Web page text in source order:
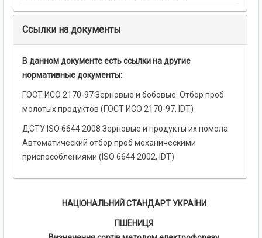
Ссылки на документы
В данном документе есть ссылки на другие
нормативные документы:
ГОСТ ИСО 2170-97 Зерновые и бобовые. Отбор проб
молотых продуктов (ГОСТ ИСО 2170-97, IDT)
ДСТУ ISO 6644:2008 Зерновые и продукты их помола.
Автоматический отбор проб механическими
приспособлениями (ISO 6644:2002, IDT)
НАЦІОНАЛЬНИЙ СТАНДАРТ УКРАЇНИ
ПШЕНИЦЯ